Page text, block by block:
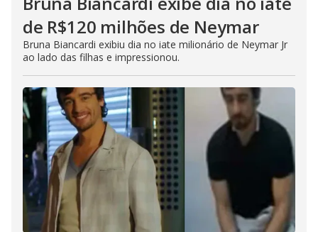
de R$120 milhões de Neymar
Bruna Biancardi exibiu dia no iate milionário de Neymar Jr
ao lado das filhas e impressionou.